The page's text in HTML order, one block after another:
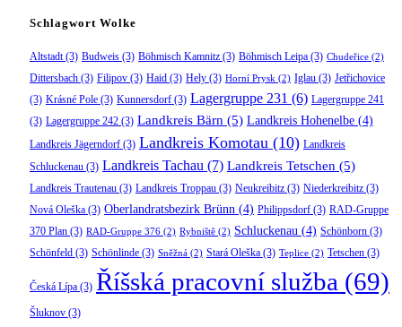
Schlagwort Wolke
Altstadt (3) Budweis (3) Böhmisch Kamnitz (3) Böhmisch Leipa (3) Chudeřice (2)
Dittersbach (3) Filipov (3) Haid (3) Hely (3) Horní Prysk (2) Iglau (3) Jetřichovice
(3) Krásné Pole (3) Kunnersdorf (3) Lagergruppe 231 (6) Lagergruppe 241
(3) Lagergruppe 242 (3) Landkreis Bärn (5) Landkreis Hohenelbe (4)
Landkreis Jägerndorf (3) Landkreis Komotau (10) Landkreis
Schluckenau (3) Landkreis Tachau (7) Landkreis Tetschen (5)
Landkreis Trautenau (3) Landkreis Troppau (3) Neukreibitz (3) Niederkreibitz (3)
Nová Oleška (3) Oberlandratsbezirk Brünn (4) Philippsdorf (3) RAD-Gruppe
370 Plan (3) RAD-Gruppe 376 (2) Rybniště (2) Schluckenau (4) Schönborn (3)
Schönfeld (3) Schönlinde (3) Sněžná (2) Stará Oleška (3) Teplice (2) Tetschen (3)
Česká Lípa (3) Říšská pracovní služba (69)
Šluknov (3)